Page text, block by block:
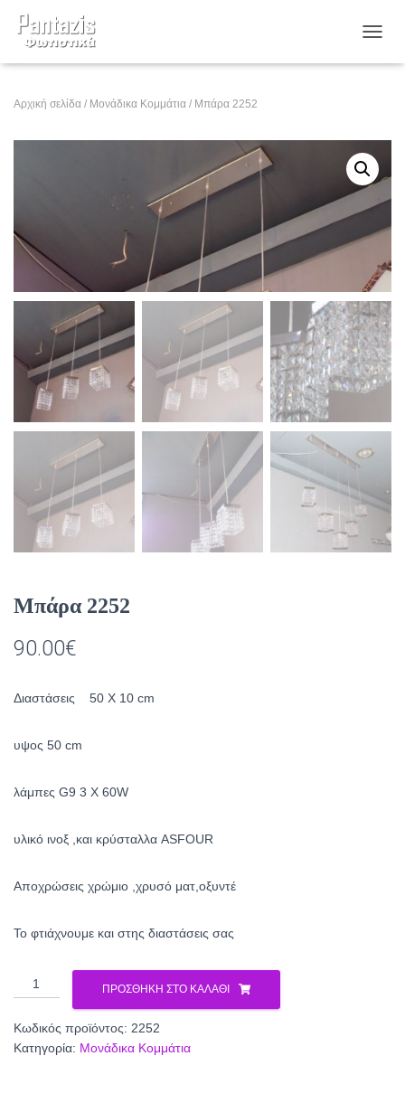
Αρχική σελίδα / Μονάδικα Κομμάτια / Μπάρα 2252
Μπάρα 2252
90.00€
Διαστάσεις 50 Χ 10 cm
υψος 50 cm
λάμπες G9 3 X 60W
υλικό ινοξ ,και κρύσταλλα ASFOUR
Aποχρώσεις χρώμιο ,χρυσό ματ,οξυντέ
To φτιάχνουμε και στης διαστάσεις σας
Μπάρα
2252
ΠΡΟΣΘΉΚΗ ΣΤΟ ΚΑΛΆΘΙ
Κωδικός προϊόντος: 2252
Κατηγορία: Μονάδικα Κομμάτια